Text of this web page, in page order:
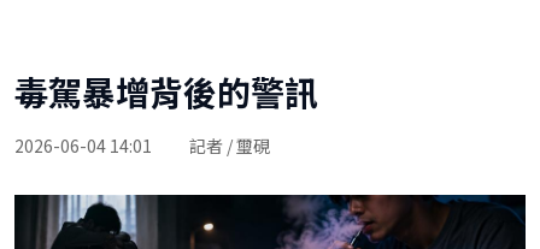
毒駕暴增背後的警訊
2026-06-04 14:01 記者 / 璽硯